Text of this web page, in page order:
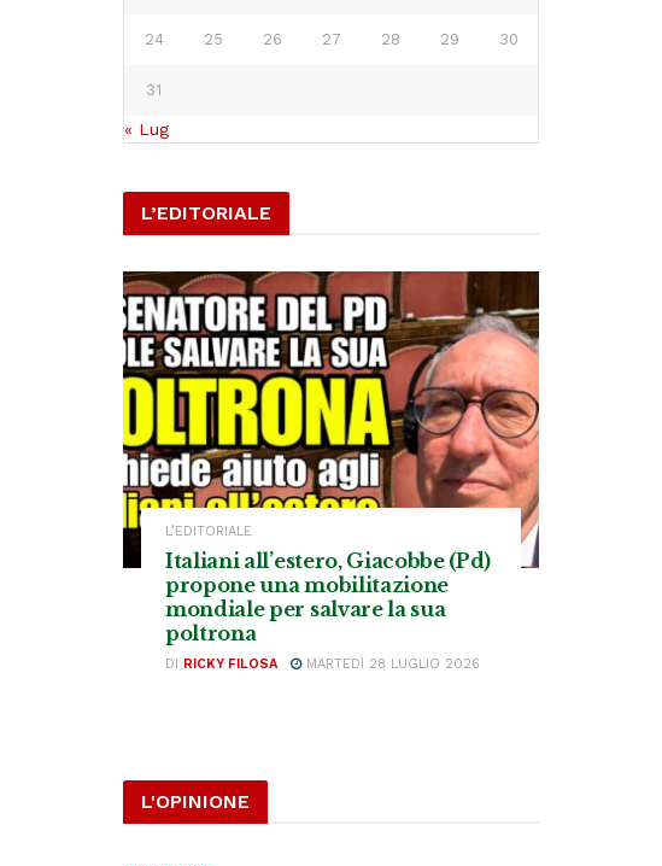
24 25 26 27 28 29 30
31
« Lug
L’EDITORIALE
L’EDITORIALE
Italiani all’estero, Giacobbe (Pd)
propone una mobilitazione
mondiale per salvare la sua
poltrona
DI RICKY FILOSA MARTEDÌ 28 LUGLIO 2026
L'OPINIONE